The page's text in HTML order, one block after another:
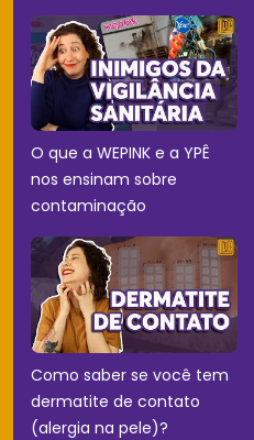
O que a WEPINK e a YPÊ
nos ensinam sobre
contaminação
Como saber se você tem
dermatite de contato
(alergia na pele)?